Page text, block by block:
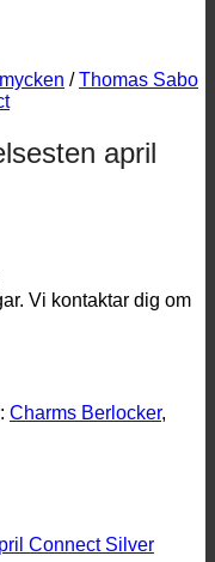
/ Thomas Sabo
april
Vi kontaktar dig om
Charms Berlocker,